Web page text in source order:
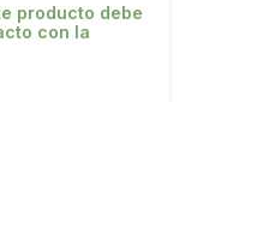
producto debe
con la